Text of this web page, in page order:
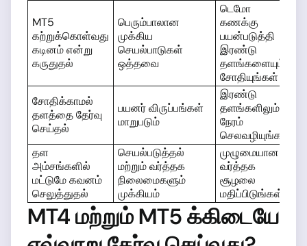
MT5
கற்றுக்கொள்வது
கடினம் என்று
கருதுதல்
பெரும்பாலான
முக்கிய
செயல்பாடுகள்
ஒத்தவை
டெமோ
கணக்கு
பயன்படுத்தி
இரண்டு
தளங்களையும்
சோதியுங்கள்
சோதிக்காமல்
தளத்தை தேர்வு
செய்தல்
பயனர் விருப்பங்கள்
மாறுபடும்
இரண்டு
தளங்களிலும்
நேரம்
செலவழியுங்கள்
தள
அம்சங்களில்
மட்டுமே கவனம்
செலுத்துதல்
செயல்படுத்தல்
மற்றும் வர்த்தக
நிலைமைகளும்
முக்கியம்
முழுமையான
வர்த்தக
சூழலை
மதிப்பிடுங்கள்
MT4 மற்றும் MT5 க்கிடையே